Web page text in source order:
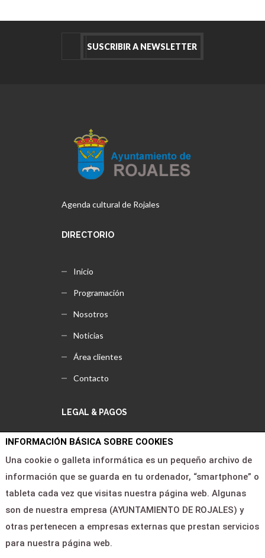
Agenda cultural de Rojales
DIRECTORIO
Inicio
Programación
Nosotros
Noticias
Área clientes
Contacto
LEGAL & PAGOS
Política de privacidad
Contactar
CONTACTO
INFORMACIÓN BÁSICA SOBRE COOKIES
Una cookie o galleta informática es un pequeño archivo de
información que se guarda en tu ordenador, “smartphone” o
tableta cada vez que visitas nuestra página web. Algunas
son de nuestra empresa (AYUNTAMIENTO DE ROJALES) y
otras pertenecen a empresas externas que prestan servicios
para nuestra página web.